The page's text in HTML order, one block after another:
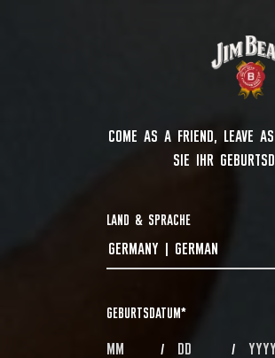
COME AS A FRIEND, LEAVE
SIE IHR
LAND & SPRACHE
COUNTRYDROPDOWN
GERMANY | GERMAN
GEBURTSDATUM*
MONTHS / DAYS / YEAR